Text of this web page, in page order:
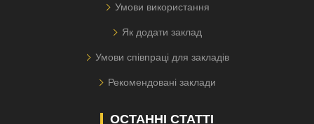
Умови використання
Як додати заклад
Умови співпраці для закладів
Рекомендовані заклади
ОСТАННІ СТАТТІ